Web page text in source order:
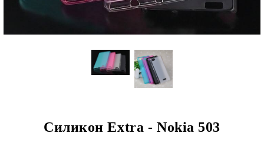
Силикон Extra - Nokia 503